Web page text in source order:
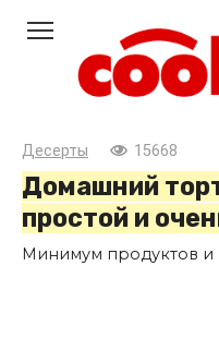
контенту
Десерты 15668
Домашний
простой и
Минимум продуктов и